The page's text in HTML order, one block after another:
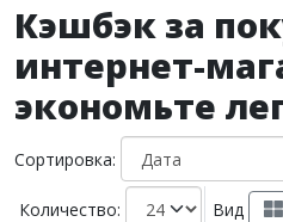
Кэшбэк за
интернет-
экономьте
Сортировка:
Количество: Вид